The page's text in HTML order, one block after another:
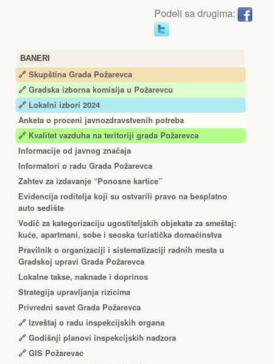
BANERI
🔗 Skupština Grada Požarevca
🔗 Gradska izborna komisija u Požarevcu
🔗 Lokalni izbori 2024
Anketa o proceni javnozdravstvenih potreba
🔗 Kvalitet vazduha na teritoriji grada Požarevca
Informacije od javnog značaja
Informatori o radu Grada Požarevca
Zahtev za izdavanje “Ponosne kartice”
Еvidencija roditelja koji su ostvarili pravo na besplatno
auto sedište
Vodič za kategorizaciju ugostiteljskih objekata za smeštaj:
kuće, apartmani, sobe i seoska turistička domaćinstva
Pravilnik o organizaciji i sistematizaciji radnih mesta u
Gradskoj upravi Grada Požarevca
Lokalne takse, naknade i doprinos
Strategija upravljanja rizicima
Privredni savet Grada Požarevca
🔗 Izveštaj o radu inspekcijskih organa
🔗 Godišnji planovi inspekcijskih nadzora
🔗 GIS Požarevac
Podeli sa drugima: